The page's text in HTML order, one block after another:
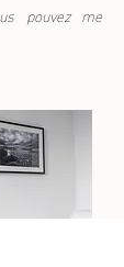
pouvez me